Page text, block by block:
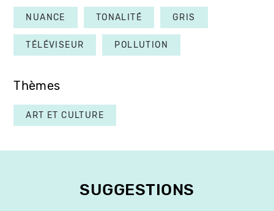
NUANCE TONALITÉ GRIS
TÉLÉVISEUR POLLUTION
Thèmes
ART ET CULTURE
SUGGESTIONS